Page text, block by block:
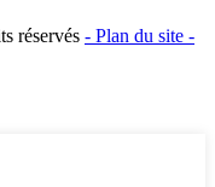
réservés - Plan du site -